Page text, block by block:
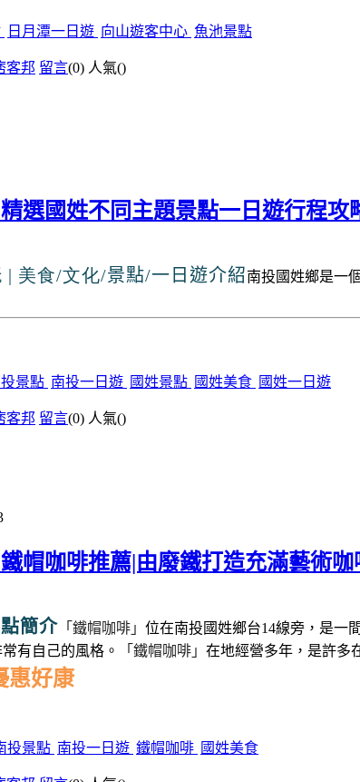
日月潭一日遊 向山遊客中心 魚池景點
客邦 留言(0) 人氣()
精選國姓不同主題景點一日遊行程
| 美食/文化/景點/一日遊介紹南投國姓鄉是一
景點 南投一日遊 國姓景點 國姓美食 國姓一日遊
客邦 留言(0) 人氣()
鐵帽咖啡推薦|由廢鐵打造充滿藝術
簡介 「鐵帽咖啡」 位在南投國姓鄉台14線旁，是一
有自己的風格。
「鐵帽咖啡」 在地經營多年，是許多
惠好康
投景點 南投一日遊 鐵帽咖啡 國姓美食